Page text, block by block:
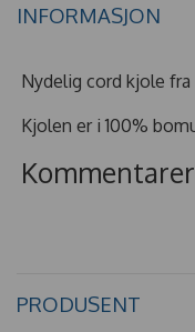
INFORMASJON
Nydelig cord kjole fra
Kjolen er i 100%
Kommentarer
PRODUSENT